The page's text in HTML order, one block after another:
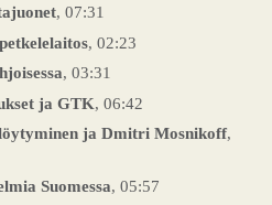
, 07:31
, 02:23
, 03:31
ja GTK, 06:42
ja Dmitri Mosnikoff,
Suomessa, 05:57